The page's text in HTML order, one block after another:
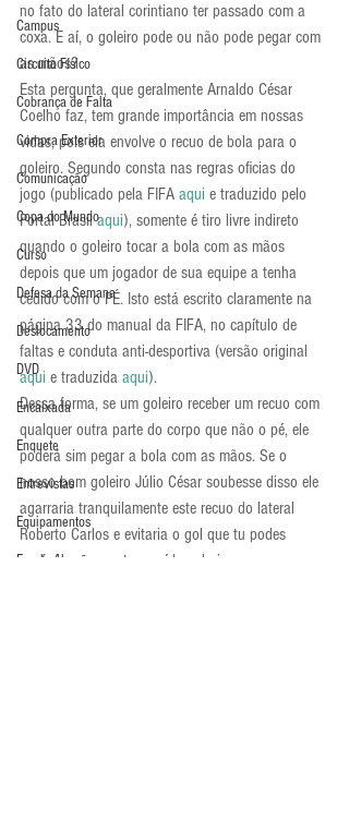
Campus
Circuito Físico
Cobrança de Falta
Compra Exterior
Comunicação
Copa do Mundo
Curso
Defesa da Semana
Deslocamento
DVD
Encaixada
Enquete
Entrevistas
Equipamentos
Escola Alemã
no fato do lateral corintiano ter passado com a
coxa. E aí, o goleiro pode ou não pode pegar com
as mãos?
Esta pergunta, que geralmente Arnaldo César
Coelho faz, tem grande importância em nossas
vidas, pois ela envolve o recuo de bola para o
goleiro. Segundo consta nas regras oficias do
jogo (publicado pela FIFA aqui e traduzido pelo
Portal Brasil aqui), somente é tiro livre indireto
quando o goleiro tocar a bola com as mãos
depois que um jogador de sua equipe a tenha
cedido com o PÉ. Isto está escrito claramente na
página 33 do manual da FIFA, no capítulo de
faltas e conduta anti-desportiva (versão original
aqui e traduzida aqui).
Dessa forma, se um goleiro receber um recuo com
qualquer outra parte do corpo que não o pé, ele
poderá sim pegar a bola com as mãos. Se o
nosso bom goleiro Júlio César soubesse disso ele
agarraria tranquilamente este recuo do lateral
Roberto Carlos e evitaria o gol que tu podes
conferir novamente no vídeo abaixo.